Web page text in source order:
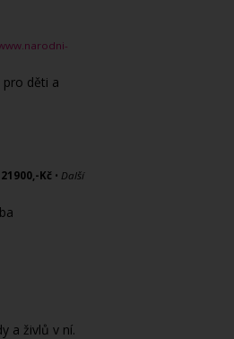
pro děti a
21900,-Kč • Další
a živlů v ní.